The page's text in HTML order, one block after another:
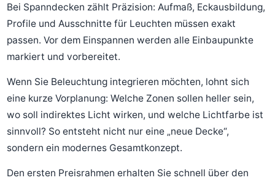
Bei Spanndecken zählt Präzision: Aufmaß, Eckausbildung,
Profile und Ausschnitte für Leuchten müssen exakt
passen. Vor dem Einspannen werden alle Einbaupunkte
markiert und vorbereitet.
Wenn Sie Beleuchtung integrieren möchten, lohnt sich
eine kurze Vorplanung: Welche Zonen sollen heller sein,
wo soll indirektes Licht wirken, und welche Lichtfarbe ist
sinnvoll? So entsteht nicht nur eine „neue Decke“,
sondern ein modernes Gesamtkonzept.
Den ersten Preisrahmen erhalten Sie schnell über den